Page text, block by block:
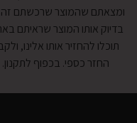
ומצאתם שהמוצר שרכשתם
בדיוק אותו המוצר שראיתם
תוכלו להחזיר אותו אלינו,
החזר כספי. בכפוף לתקנון.